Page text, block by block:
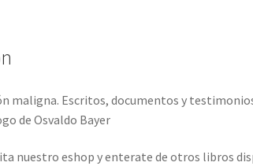
maligna. Escritos, documentos y
de Osvaldo Bayer
nuestro eshop y enterate de otros libros